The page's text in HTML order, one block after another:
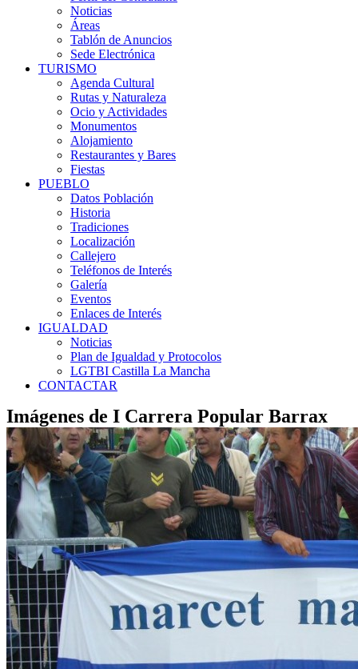
Noticias
Áreas
Tablón de Anuncios
Sede Electrónica
TURISMO
Agenda Cultural
Rutas y Naturaleza
Ocio y Actividades
Monumentos
Alojamiento
Restaurantes y Bares
Fiestas
PUEBLO
Datos Población
Historia
Tradiciones
Localización
Callejero
Teléfonos de Interés
Galería
Eventos
Enlaces de Interés
IGUALDAD
Noticias
Plan de Igualdad y Protocolos
LGTBI Castilla La Mancha
CONTACTAR
Imágenes de I Carrera Popular Barrax